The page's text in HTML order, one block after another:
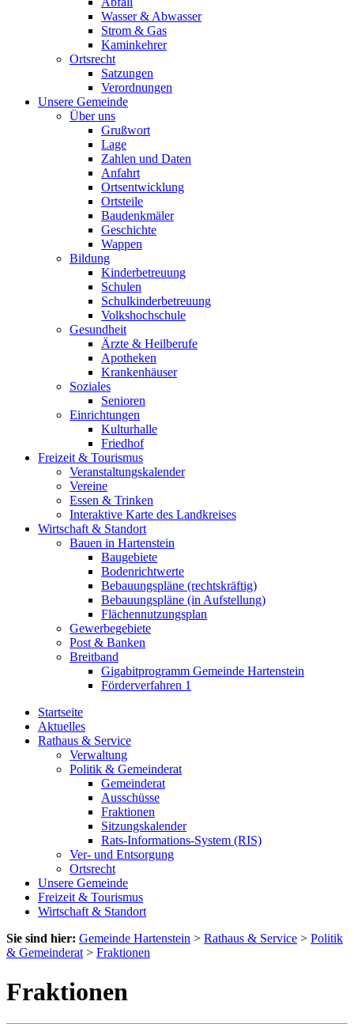
Wasser & Abwasser
Strom & Gas
Kaminkehrer
Ortsrecht
Satzungen
Verordnungen
Unsere Gemeinde
Über uns
Grußwort
Lage
Zahlen und Daten
Anfahrt
Ortsentwicklung
Ortsteile
Baudenkmäler
Geschichte
Wappen
Bildung
Kinderbetreuung
Schulen
Schulkinderbetreuung
Volkshochschule
Gesundheit
Ärzte & Heilberufe
Apotheken
Krankenhäuser
Soziales
Senioren
Einrichtungen
Kulturhalle
Friedhof
Freizeit & Tourismus
Veranstaltungskalender
Vereine
Essen & Trinken
Interaktive Karte des Landkreises
Wirtschaft & Standort
Bauen in Hartenstein
Baugebiete
Bodenrichtwerte
Bebauungspläne (rechtskräftig)
Bebauungspläne (in Aufstellung)
Flächennutzungsplan
Gewerbegebiete
Post & Banken
Breitband
Gigabitprogramm Gemeinde Hartenstein
Förderverfahren 1
Startseite
Aktuelles
Rathaus & Service
Verwaltung
Politik & Gemeinderat
Gemeinderat
Ausschüsse
Fraktionen
Sitzungskalender
Rats-Informations-System (RIS)
Ver- und Entsorgung
Ortsrecht
Unsere Gemeinde
Freizeit & Tourismus
Wirtschaft & Standort
Sie sind hier: Gemeinde Hartenstein > Rathaus & Service > Politik
& Gemeinderat > Fraktionen
Fraktionen